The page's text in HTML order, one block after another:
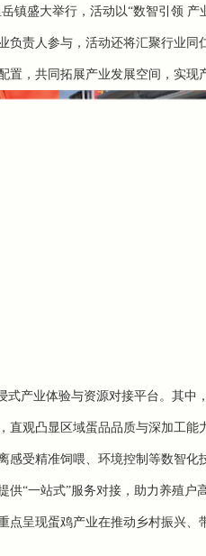
镇盛大举行，活动以“数智引领 产
责人参与，活动还将汇聚行业同
，共同拓展产业发展空间，实现
产业体验与资源对接平台。其中，
观凸显区域蛋品品质与深加工能
受精准饲喂、环境控制等数智化
供“一站式”服务对接，助力养殖户
点呈现蛋鸡产业在推动乡村振兴